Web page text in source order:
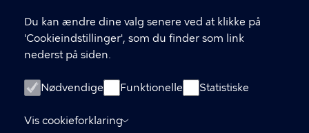
Du kan ændre dine valg senere ved at klikke på
'Cookieindstillinger', som du finder som link
nederst på siden.
Nødvendige Funktionelle Statistiske
Vis cookieforklaring
Tandlægekonsulenten
Find flere kontaktoplysninger
LINKS
Vores klinikker